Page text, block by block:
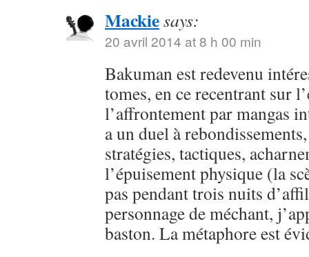
Mackiesays:
20 avril 2014 at 8 h 00 min
Bakuman est redevenu
tomes, en ce recentrant sur
l’affrontement par mangas
a un duel à
stratégies, tactiques,
l’épuisement physique (la
pas pendant trois nuits
personnage de méchant,
baston. La métaphore est